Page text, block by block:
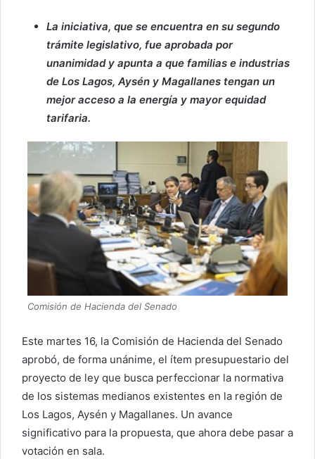
La iniciativa, que se encuentra en su segundo
trámite legislativo, fue aprobada por
unanimidad y apunta a que familias e industrias
de Los Lagos, Aysén y Magallanes tengan un
mejor acceso a la energía y mayor equidad
tarifaria.
Comisión de Hacienda del Senado
Este martes 16, la Comisión de Hacienda del Senado
aprobó, de forma unánime, el ítem presupuestario del
proyecto de ley que busca perfeccionar la normativa
de los sistemas medianos existentes en la región de
Los Lagos, Aysén y Magallanes. Un avance
significativo para la propuesta, que ahora debe pasar a
votación en sala.